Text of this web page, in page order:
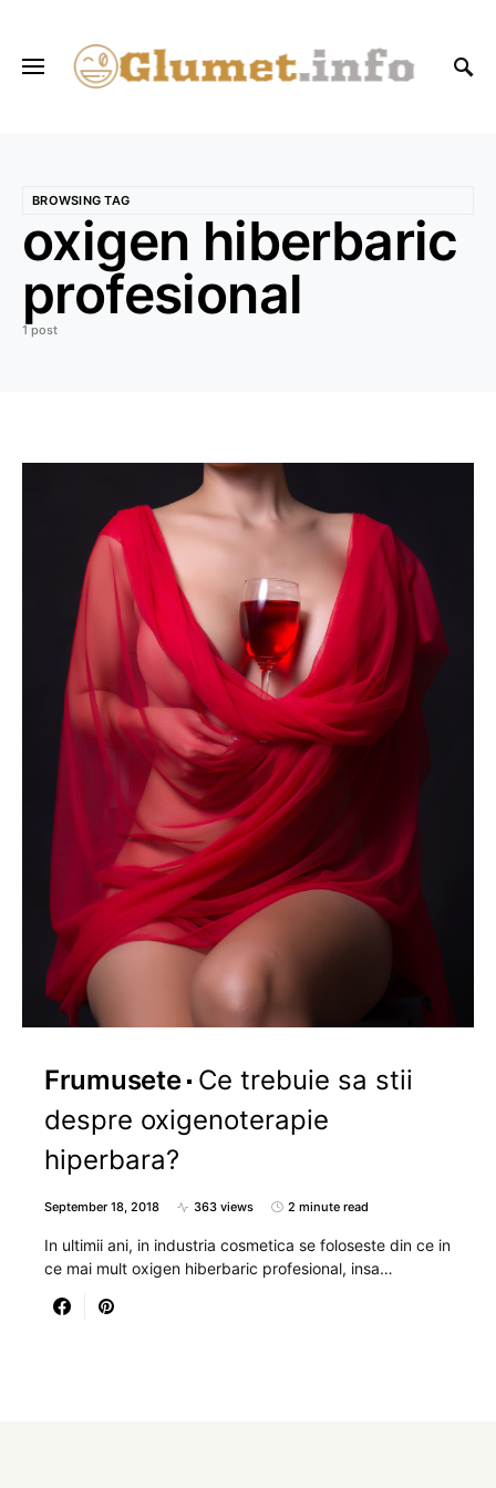
BROWSING TAG
oxigen hiberbaric
profesional
1 post
Frumusete Ce trebuie sa stii
despre oxigenoterapie
hiperbara?
September 18, 2018 363 views 2 minute read
In ultimii ani, in industria cosmetica se foloseste din ce in
ce mai mult oxigen hiberbaric profesional, insa…